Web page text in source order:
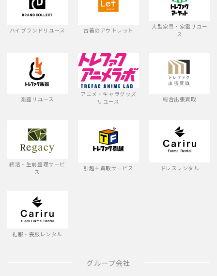
ハイブランドリユース 古着のアウトレット
大型家具・家電リユー
ス
楽器リユース
アニメ・キャラグッズ
リユース
総合出張買取
終活・生前整理サービ
ス
引越＋買取サービス ドレスレンタル
礼服・喪服レンタル
グループ会社